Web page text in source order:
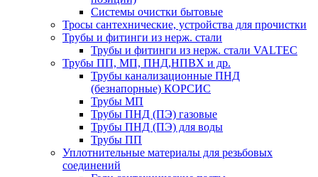
Системы очистки бытовые
Тросы сантехнические, устройства для прочистки
Трубы и фитинги из нерж. стали
Трубы и фитинги из нерж. стали VALTEC
Трубы ПП, МП, ПНД,НПВХ и др.
Трубы канализационные ПНД
(безнапорные) КОРСИС
Трубы МП
Трубы ПНД (ПЭ) газовые
Трубы ПНД (ПЭ) для воды
Трубы ПП
Уплотнительные материалы для резьбовых
соединений